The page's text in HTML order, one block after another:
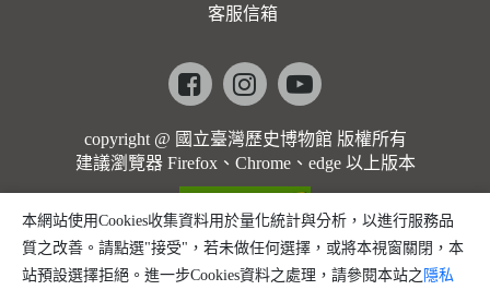
馬勒大地
之歌】
客服信箱
Facebookinstagramyoutube
copyright @ 國立臺灣歷史博物館 版權所有
建議瀏覽器 Firefox、Chrome、edge 以上版本
本網站使用Cookies收集資料用於量化統計與分析，以進行服務品
質之改善。請點選"接受"，若未做任何選擇，或將本視窗關閉，本
站預設選擇拒絕。進一步Cookies資料之處理，請參閱本站之 隱私